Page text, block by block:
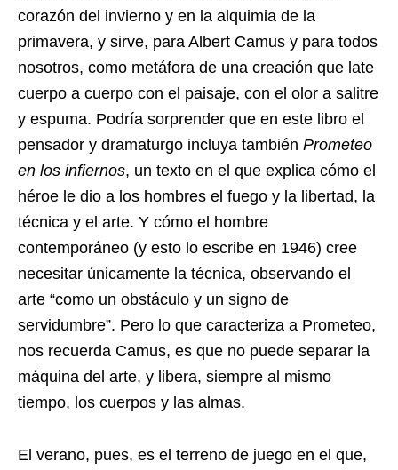
corazón del invierno y en la alquimia de la
primavera, y sirve, para Albert Camus y para todos
nosotros, como metáfora de una creación que late
cuerpo a cuerpo con el paisaje, con el olor a salitre
y espuma. Podría sorprender que en este libro el
pensador y dramaturgo incluya también Prometeo
en los infiernos, un texto en el que explica cómo el
héroe le dio a los hombres el fuego y la libertad, la
técnica y el arte. Y cómo el hombre
contemporáneo (y esto lo escribe en 1946) cree
necesitar únicamente la técnica, observando el
arte “como un obstáculo y un signo de
servidumbre”. Pero lo que caracteriza a Prometeo,
nos recuerda Camus, es que no puede separar la
máquina del arte, y libera, siempre al mismo
tiempo, los cuerpos y las almas.
El verano, pues, es el terreno de juego en el que,